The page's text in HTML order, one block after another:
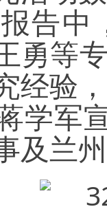
告
勇等
经验
学军
及兰